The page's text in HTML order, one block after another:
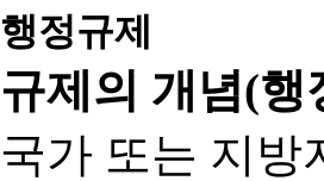
행정규제
규제의 개념(행
국가 또는 지방